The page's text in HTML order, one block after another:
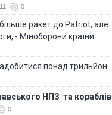
11 0
ракет до Patriot, але
- Міноборони країни
понад трильйон
НПЗ та кораблів
0